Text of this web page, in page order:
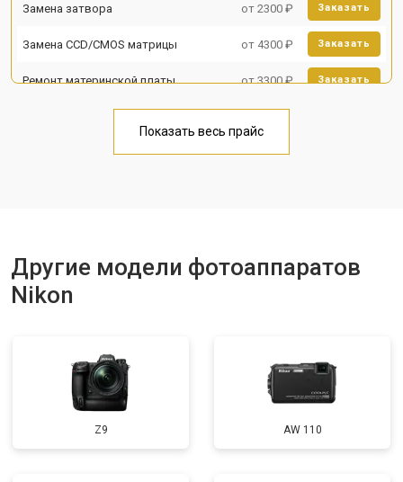
Замена затвора от 2300 ₽ Заказать
Замена CCD/CMOS матрицы от 4300 ₽ Заказать
Ремонт материнской платы от 3300 ₽ Заказать
Показать весь прайс
Другие модели фотоаппаратов
Nikon
Z9 AW 110